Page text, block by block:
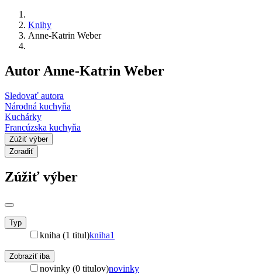
Knihy
Anne-Katrin Weber
Autor Anne-Katrin Weber
Sledovať autora
Národná kuchyňa
Kuchárky
Francúzska kuchyňa
Zúžiť výber
Zoradiť
Zúžiť výber
Typ
kniha (1 titul)kniha1
Zobraziť iba
novinky (0 titulov)novinky